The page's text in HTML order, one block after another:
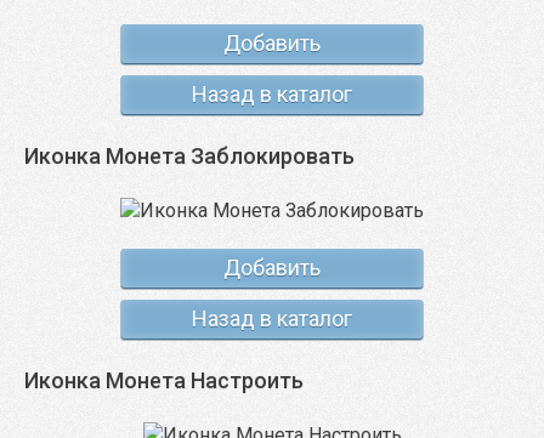
Добавить
Назад в каталог
Иконка Монета Заблокировать
Добавить
Назад в каталог
Иконка Монета Настроить